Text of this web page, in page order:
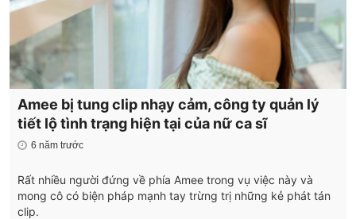
Amee bị tung clip nhạy cảm, công ty quản lý
tiết lộ tình trạng hiện tại của nữ ca sĩ
6 năm trước
Rất nhiều người đứng về phía Amee trong vụ việc này và
mong cô có biện pháp mạnh tay trừng trị những kẻ phát tán
clip.